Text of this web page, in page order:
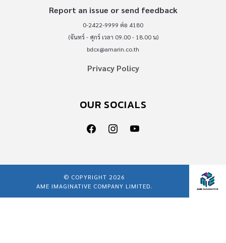
Report an issue or send feedback
0-2422-9999 ต่อ 4180
(จันทร์ - ศุกร์ เวลา 09.00 - 18.00 น)
bdcx@amarin.co.th
Privacy Policy
OUR SOCIALS
© COPYRIGHT 2026
AME IMAGINATIVE COMPANY LIMITED.